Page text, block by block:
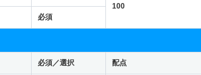
100
必須
必須／選択 配点